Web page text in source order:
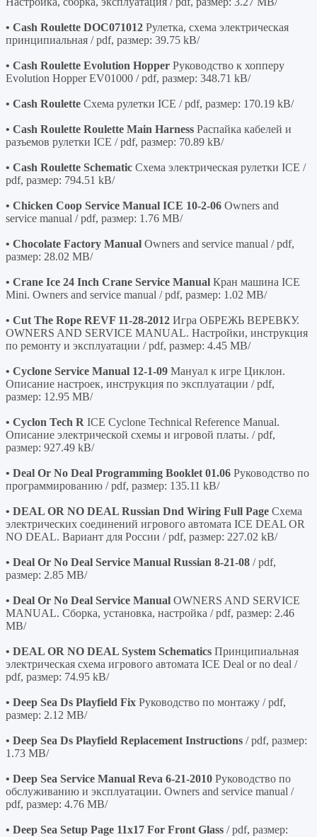
• Cash Roulette DOC071012 Рулетка, схема электрическая
принципиальная / pdf, размер: 39.75 kB/
• Cash Roulette Evolution Hopper Руководство к хопперу
Evolution Hopper EV01000 / pdf, размер: 348.71 kB/
• Cash Roulette Схема рулетки ICE / pdf, размер: 170.19 kB/
• Cash Roulette Roulette Main Harness Распайка кабелей и
разъемов рулетки ICE / pdf, размер: 70.89 kB/
• Cash Roulette Schematic Схема электрическая рулетки ICE /
pdf, размер: 794.51 kB/
• Chicken Coop Service Manual ICE 10-2-06 Owners and
service manual / pdf, размер: 1.76 MB/
• Chocolate Factory Manual Owners and service manual / pdf,
размер: 28.02 MB/
• Crane Ice 24 Inch Crane Service Manual Кран машина ICE
Mini. Owners and service manual / pdf, размер: 1.02 MB/
• Cut The Rope REVF 11-28-2012 Игра ОБРЕЖЬ ВЕРЕВКУ.
OWNERS AND SERVICE MANUAL. Настройки, инструкция
по ремонту и эксплуатации / pdf, размер: 4.45 MB/
• Cyclone Service Manual 12-1-09 Мануал к игре Циклон.
Описание настроек, инструкция по эксплуатации / pdf,
размер: 12.95 MB/
• Cyclon Tech R ICE Cyclone Technical Reference Manual.
Описание электрической схемы и игровой платы. / pdf,
размер: 927.49 kB/
• Deal Or No Deal Programming Booklet 01.06 Руководство по
программированию / pdf, размер: 135.11 kB/
• DEAL OR NO DEAL Russian Dnd Wiring Full Page Схема
электрических соединений игрового автомата ICE DEAL OR
NO DEAL. Вариант для России / pdf, размер: 227.02 kB/
• Deal Or No Deal Service Manual Russian 8-21-08 / pdf,
размер: 2.85 MB/
• Deal Or No Deal Service Manual OWNERS AND SERVICE
MANUAL. Сборка, установка, настройка / pdf, размер: 2.46
MB/
• DEAL OR NO DEAL System Schematics Принципиальная
электрическая схема игрового автомата ICE Deal or no deal /
pdf, размер: 74.95 kB/
• Deep Sea Ds Playfield Fix Руководство по монтажу / pdf,
размер: 2.12 MB/
• Deep Sea Ds Playfield Replacement Instructions / pdf, размер:
1.73 MB/
• Deep Sea Service Manual Reva 6-21-2010 Руководство по
обслуживанию и эксплуатации. Owners and service manual /
pdf, размер: 4.76 MB/
• Deep Sea Setup Page 11x17 For Front Glass / pdf, размер: